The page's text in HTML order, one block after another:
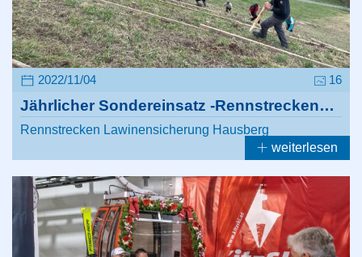
2022/11/04 16
Jährlicher Sondereinsatz -Rennstrecken…
Rennstrecken Lawinensicherung Hausberg
weiterlesen